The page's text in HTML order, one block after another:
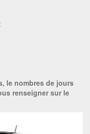
le nombres de jours
renseigner sur le